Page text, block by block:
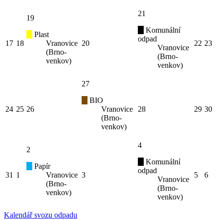
17 18
19
Plast
Vranovice
(Brno-
venkov)
20
21
Komunální
odpad
Vranovice
(Brno-
venkov)
22 23
24 25 26
27
BIO
Vranovice
(Brno-
venkov)
28 29 30
31 1
2
Papír
Vranovice
(Brno-
venkov)
3
4
Komunální
odpad
Vranovice
(Brno-
venkov)
5 6
Kalendář svozu odpadu